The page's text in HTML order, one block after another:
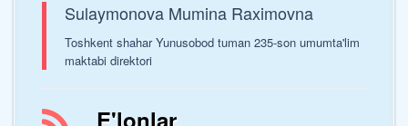
Sulaymonova Mumina Raximovna
Toshkent shahar Yunusobod tuman 235-son umumta'lim
maktabi direktori